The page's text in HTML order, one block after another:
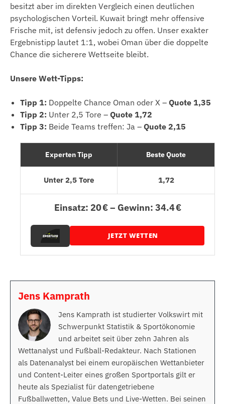
besitzt aber im direkten Vergleich einen deutlichen
psychologischen Vorteil. Kuwait bringt mehr offensive
Frische mit, ist defensiv jedoch zu offen. Unser exakter
Ergebnistipp lautet 1:1, wobei Oman über die doppelte
Chance die sicherere Wettseite bleibt.
Unsere Wett-Tipps:
Tipp 1: Doppelte Chance Oman oder X – Quote 1,35
Tipp 2: Unter 2,5 Tore – Quote 1,72
Tipp 3: Beide Teams treffen: Ja – Quote 2,15
Experten Tipp Beste Quote
Unter 2,5 Tore 1,72
Einsatz: 20 € – Gewinn: 34.4 €
JETZT WETTEN
Jens Kamprath
Jens Kamprath ist studierter Volkswirt mit
Schwerpunkt Statistik & Sportökonomie
und arbeitet seit über zehn Jahren als
Wettanalyst und Fußball-Redakteur. Nach Stationen
als Datenanalyst bei einem europäischen Wettanbieter
und Content-Leiter eines großen Sportportals gilt er
heute als Spezialist für datengetriebene
Fußballwetten, Value Bets und Live-Wetten. Bei seinen